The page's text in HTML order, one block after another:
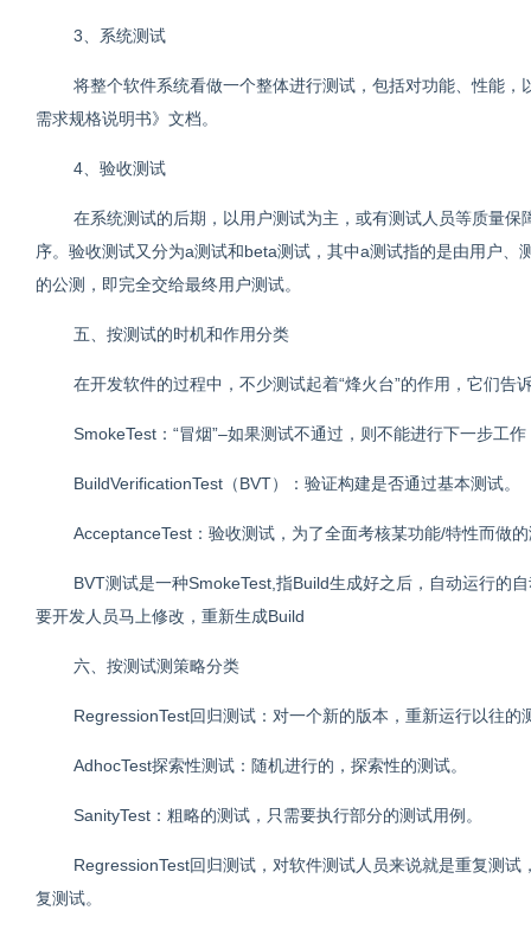
3、系统测试
将整个软件系统看做一个整体进行测试，包括对功能、性能
需求规格说明书》文档。
4、验收测试
在系统测试的后期，以用户测试为主，或有测试人员等质量
序。验收测试又分为a测试和beta测试，其中a测试指的是由用户
的公测，即完全交给最终用户测试。
五、按测试的时机和作用分类
在开发软件的过程中，不少测试起着“烽火台”的作用，它们告
SmokeTest：“冒烟”–如果测试不通过，则不能进行下一步工作
BuildVerificationTest（BVT）：验证构建是否通过基本测试。
AcceptanceTest：验收测试，为了全面考核某功能/特性而做
BVT测试是一种SmokeTest,指Build生成好之后，自动运行的
要开发人员马上修改，重新生成Build
六、按测试测策略分类
RegressionTest回归测试：对一个新的版本，重新运行以往
AdhocTest探索性测试：随机进行的，探索性的测试。
SanityTest：粗略的测试，只需要执行部分的测试用例。
RegressionTest回归测试，对软件测试人员来说就是重复测
复测试。